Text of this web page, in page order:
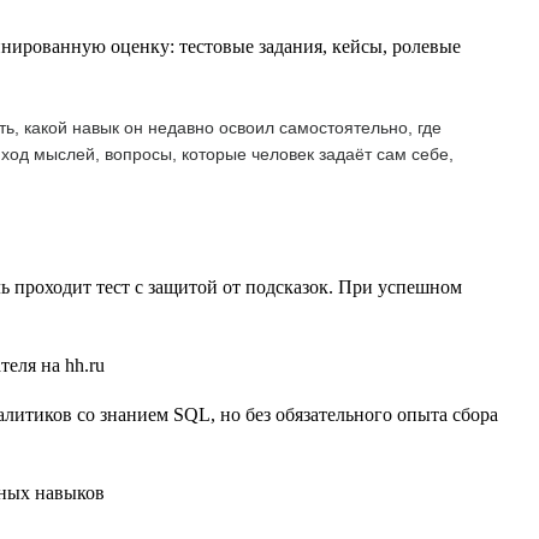
оценку: тестовые задания, кейсы, ролевые
какой навык он недавно освоил самостоятельно, где
мыслей, вопросы, которые человек задаёт сам себе,
проходит тест с защитой от подсказок. При успешном
со знанием SQL, но без обязательного опыта сбора